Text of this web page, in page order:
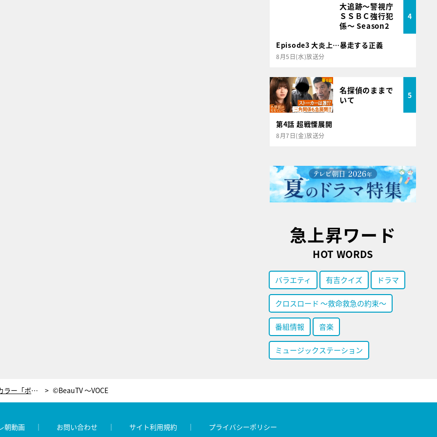
大追跡～警視庁
ＳＳＢＣ強行犯
係～ Season2
4
Episode3 大炎上…暴走する正義
8月5日(水)放送分
名探偵のままで
いて
5
第4話 超戦慄展開
8月7日(金)放送分
急上昇ワード
HOT WORDS
バラエティ 有吉クイズ ドラマ
クロスロード ～救命救急の約束～
番組情報 音楽
ミュージックステーション
黒崎えり子直伝！2018年ラッキーカラー「ボルドー」で幸せを呼び込む新年ネイル ©BeauTV ～VOCE
朝動画 お問い合わせ サイト利用規約 プライバシーポリシー